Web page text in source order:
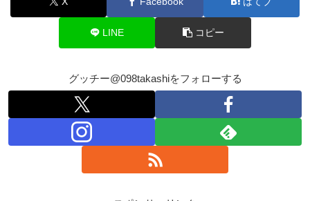
LINE コピー
グッチー@098takashiをフォローする